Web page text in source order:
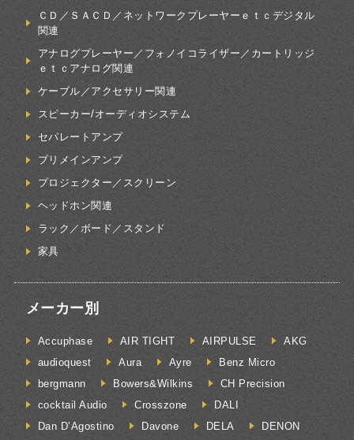
ＣＤ／ＳＡＣＤ／ネットワークプレーヤーｅｔｃデジタル
関連
アナログプレーヤー／フォノイコライザー／カートリッジ
ｅｔｃアナログ関連
ケーブル／アクセサリー関連
スピーカー/オーディオシステム
セパレートアンプ
プリメインアンプ
プロジェクター／スクリーン
ヘッドホン関連
ラック／ボード／スタンド
家具
メーカー別
Accuphase AIR TIGHT AIRPULSE
AKG
audioquest
Aura Ayre
Benz Micro
bergmann
Bowers&Wilkins
CH Precision
cocktail Audio
Crosszone
DALI
Dan D’Agostino
Davone DELA
DENON